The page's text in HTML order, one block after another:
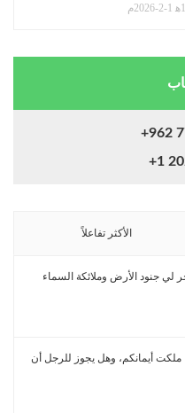
+962
+1
الأكثر تفاعلاً
جنود الأرض وملائكة السماء
أيمانكم، وهل يجوز للرجل أن